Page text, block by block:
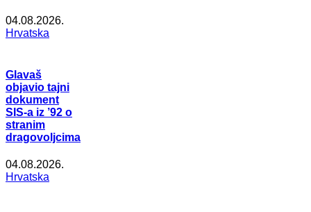
04.08.2026.
Hrvatska
Glavaš
objavio tajni
dokument
SIS-a iz ’92 o
stranim
dragovoljcima
04.08.2026.
Hrvatska